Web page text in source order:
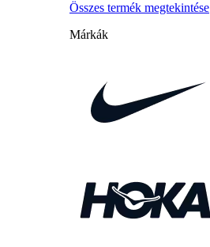
Összes termék megtekintése
Márkák